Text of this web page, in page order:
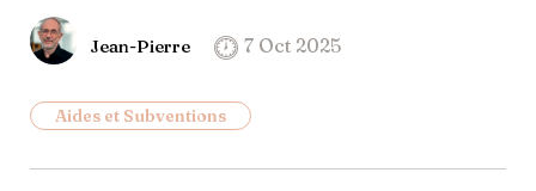
Jean-Pierre 7 Oct 2025
Aides et Subventions